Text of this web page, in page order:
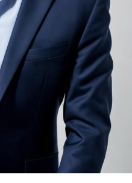
în absorbția acestor
frecventă dintre
fereastră. Un material cu
reduce transmiterea
și către etajele
ales în clădirile mai
fost proiectate inițial
cere